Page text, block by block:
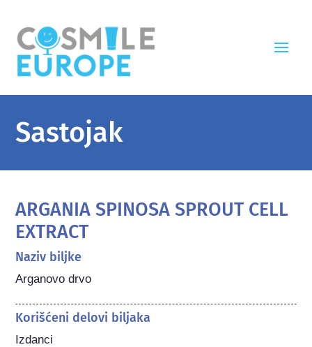
Sastojak
ARGANIA SPINOSA SPROUT CELL
EXTRACT
Naziv biljke
Arganovo drvo
Korišćeni delovi biljaka
Izdanci